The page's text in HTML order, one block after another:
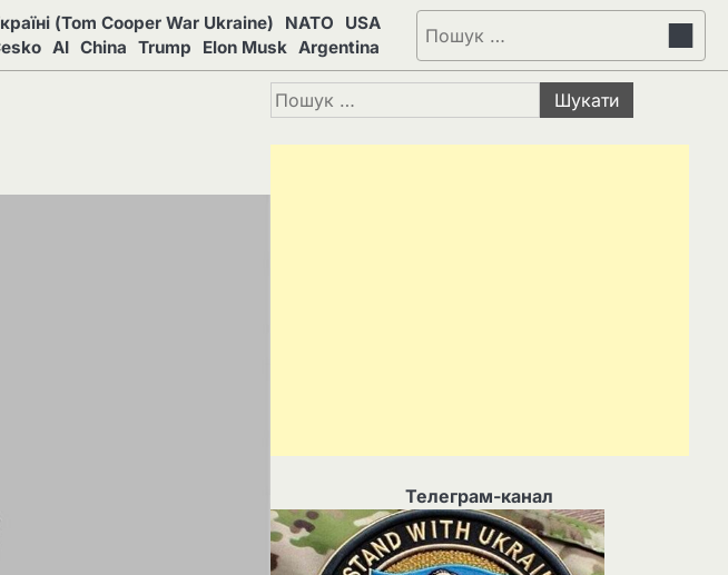
(Tom Cooper War Ukraine) NATO
USA
AI China Trump Elon Musk Argentina
Пошук:
Пошук:
Телеграм-канал